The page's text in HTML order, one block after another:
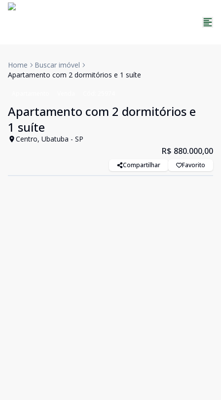
Home
Buscar imóvel
Apartamento com 2 dormitórios e 1 suíte
Apartamento com 2 dormitórios e
1 suíte
Centro, Ubatuba - SP
R$ 880.000,00
Compartilhar Favorito